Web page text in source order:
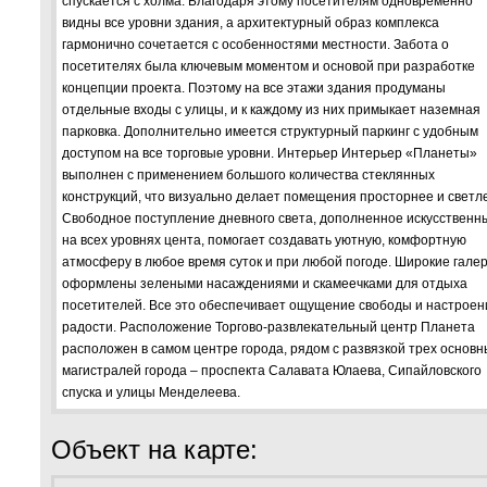
видны все уровни здания, а архитектурный образ комплекса
гармонично сочетается с особенностями местности. Забота о
посетителях была ключевым моментом и основой при разработке
концепции проекта. Поэтому на все этажи здания продуманы
отдельные входы с улицы, и к каждому из них примыкает наземная
парковка. Дополнительно имеется структурный паркинг с удобным
доступом на все торговые уровни. Интерьер Интерьер «Планеты»
выполнен с применением большого количества стеклянных
конструкций, что визуально делает помещения просторнее и
Свободное поступление дневного света, дополненное
на всех уровнях цента, помогает создавать уютную, комфортную
атмосферу в любое время суток и при любой погоде. Широкие
оформлены зелеными насаждениями и скамеечками для отдыха
посетителей. Все это обеспечивает ощущение свободы и
радости. Расположение Торгово-развлекательный центр Планета
расположен в самом центре города, рядом с развязкой трех
магистралей города – проспекта Салавата Юлаева, Сипайловского
спуска и улицы Менделеева.
Объект на карте: